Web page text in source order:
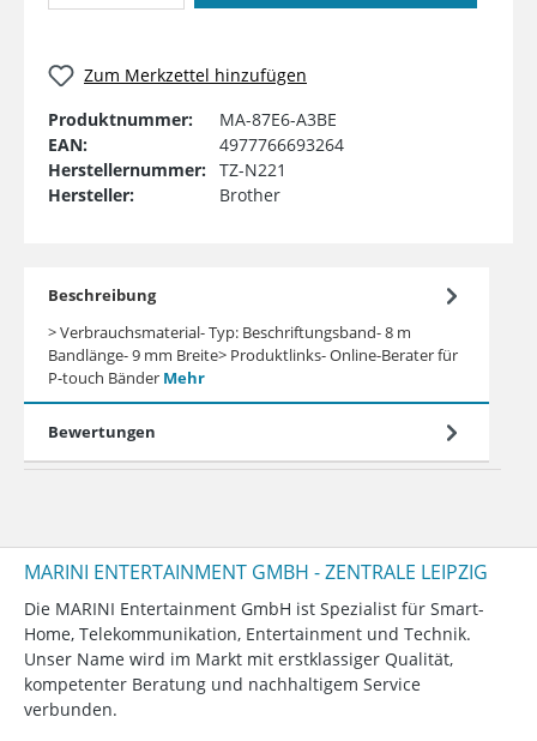
Zum Merkzettel hinzufügen
Produktnummer:
MA-87E6-A3BE
EAN:
4977766693264
Herstellernummer: TZ-N221
Hersteller:
Brother
Beschreibung
> Verbrauchsmaterial- Typ: Beschriftungsband- 8 m
Bandlänge- 9 mm Breite> Produktlinks- Online-Berater für
P-touch Bänder Mehr
Bewertungen
MARINI ENTERTAINMENT GMBH - ZENTRALE LEIPZIG
Die MARINI Entertainment GmbH ist Spezialist für Smart-
Home, Telekommunikation, Entertainment und Technik.
Unser Name wird im Markt mit erstklassiger Qualität,
kompetenter Beratung und nachhaltigem Service
verbunden.